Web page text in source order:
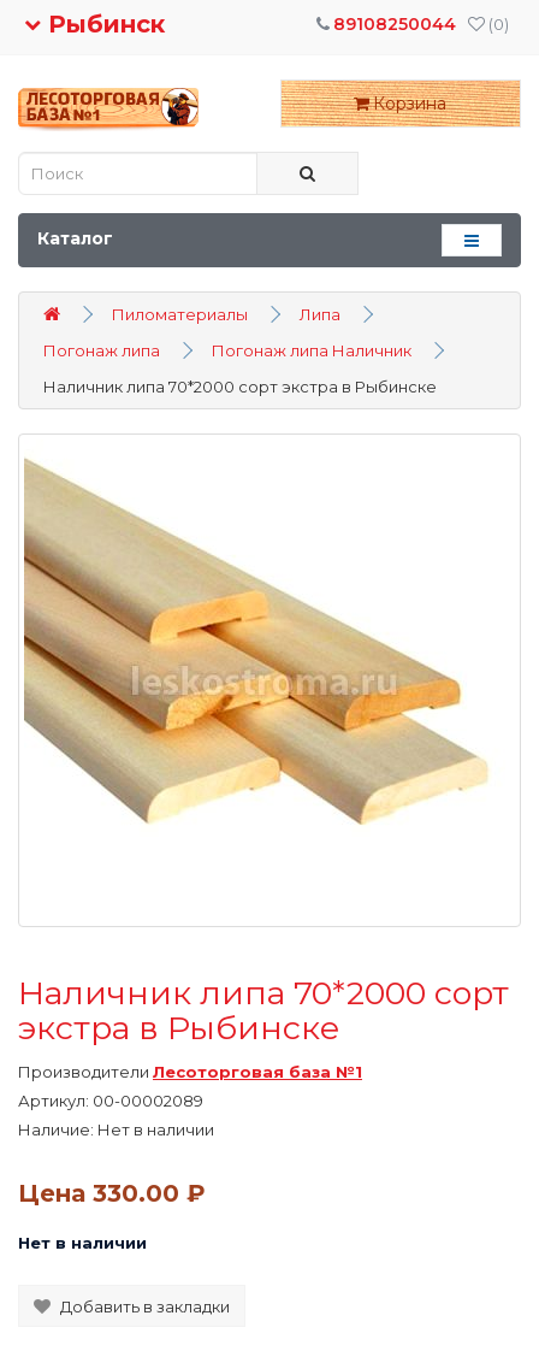
Рыбинск (0)
89108250044
Корзина
Каталог
Пиломатериалы
Липа
Погонаж липа
Погонаж липа Наличник
Наличник липа 70*2000 сорт экстра в Рыбинске
Наличник липа 70*2000 сорт
экстра в Рыбинске
Производители Лесоторговая база №1
Артикул: 00-00002089
Наличие: Нет в наличии
Цена 330.00 ₽
Нет в наличии
Добавить в закладки